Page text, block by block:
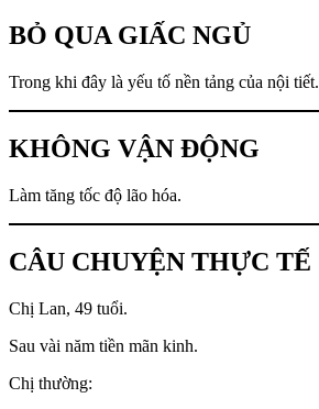
BỎ QUA GIẤC NGỦ
Trong khi đây là yếu tố nền tảng của nội tiết.
KHÔNG VẬN ĐỘNG
Làm tăng tốc độ lão hóa.
CÂU CHUYỆN THỰC TẾ
Chị Lan, 49 tuổi.
Sau vài năm tiền mãn kinh.
Chị thường: